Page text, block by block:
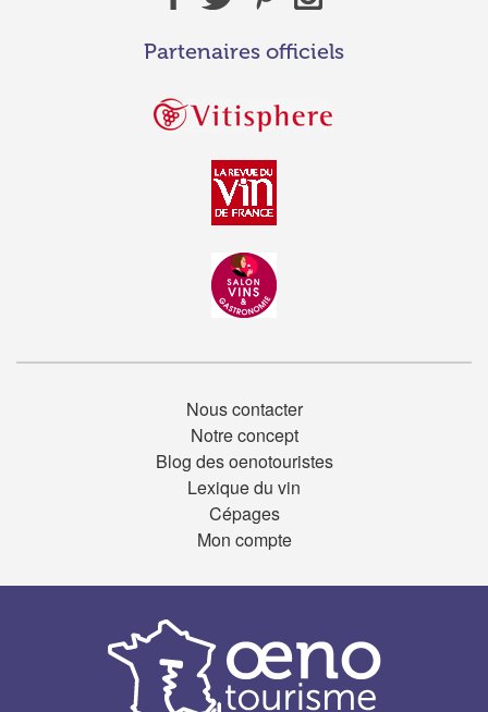
Partenaires officiels
Nous contacter
Notre concept
Blog des oenotouristes
Lexique du vin
Cépages
Mon compte